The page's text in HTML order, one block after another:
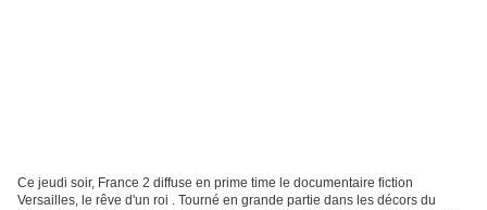
Ce jeudi soir, France 2 diffuse en prime time le documentaire fiction
Versailles, le rêve d'un roi . Tourné en grande partie dans les décors du